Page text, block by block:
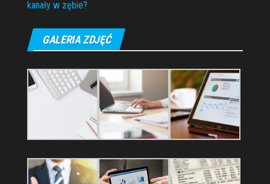
kanały w zębie?
GALERIA ZDJĘĆ